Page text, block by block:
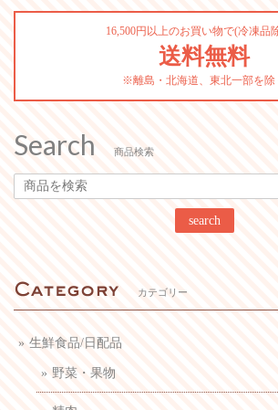
16,500円以上のお買い物で(冷凍品
送料無料
※離島・北海道、東北一部を除
Search 商品検索
search
カテゴリー
生鮮食品/日配品
野菜・果物